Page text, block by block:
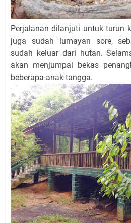
Perjalanan dilanjuti untuk turun
juga sudah lumayan sore,
sudah keluar dari hutan.
akan menjumpai bekas
beberapa anak tangga.